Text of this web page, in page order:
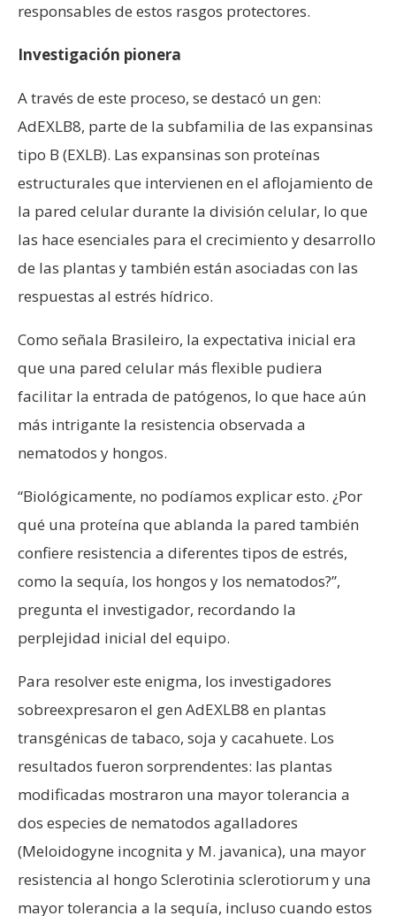
responsables de estos rasgos protectores.
Investigación pionera
A través de este proceso, se destacó un gen:
AdEXLB8, parte de la subfamilia de las expansinas
tipo B (EXLB). Las expansinas son proteínas
estructurales que intervienen en el aflojamiento de
la pared celular durante la división celular, lo que
las hace esenciales para el crecimiento y desarrollo
de las plantas y también están asociadas con las
respuestas al estrés hídrico.
Como señala Brasileiro, la expectativa inicial era
que una pared celular más flexible pudiera
facilitar la entrada de patógenos, lo que hace aún
más intrigante la resistencia observada a
nematodos y hongos.
“Biológicamente, no podíamos explicar esto. ¿Por
qué una proteína que ablanda la pared también
confiere resistencia a diferentes tipos de estrés,
como la sequía, los hongos y los nematodos?”,
pregunta el investigador, recordando la
perplejidad inicial del equipo.
Para resolver este enigma, los investigadores
sobreexpresaron el gen AdEXLB8 en plantas
transgénicas de tabaco, soja y cacahuete. Los
resultados fueron sorprendentes: las plantas
modificadas mostraron una mayor tolerancia a
dos especies de nematodos agalladores
(Meloidogyne incognita y M. javanica), una mayor
resistencia al hongo Sclerotinia sclerotiorum y una
mayor tolerancia a la sequía, incluso cuando estos